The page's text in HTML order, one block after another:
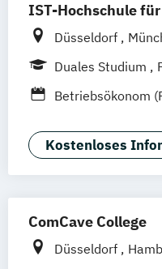
IST-Hochschule
Düsseldorf
Weil am Rhein
Duales Studium
Fernlehrgang
Betriebsökonom
Kommunikation &
(Fernstudium)
Kommunikation &
Kommunikation
Kostenloses
ComCave College
Düsseldorf